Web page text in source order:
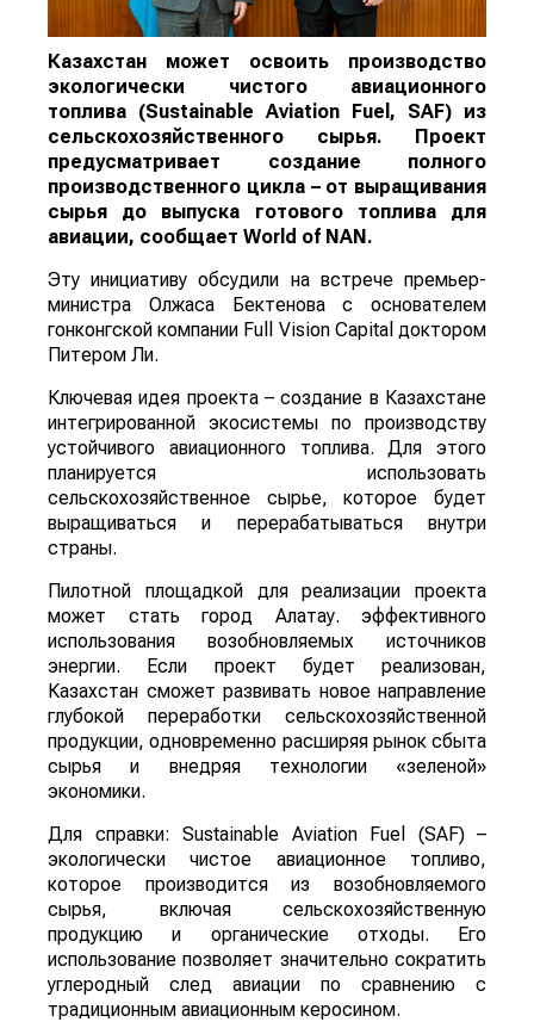
Казахстан может освоить производство
экологически чистого авиационного
топлива (Sustainable Aviation Fuel, SAF) из
сельскохозяйственного сырья. Проект
предусматривает создание полного
производственного цикла – от выращивания
сырья до выпуска готового топлива для
авиации, сообщает World of NAN.
Эту инициативу обсудили на встрече премьер-
министра Олжаса Бектенова с основателем
гонконгской компании Full Vision Capital доктором
Питером Ли.
Ключевая идея проекта – создание в Казахстане
интегрированной экосистемы по производству
устойчивого авиационного топлива. Для этого
планируется использовать
сельскохозяйственное сырье, которое будет
выращиваться и перерабатываться внутри
страны.
Пилотной площадкой для реализации проекта
может стать город Алатау. эффективного
использования возобновляемых источников
энергии. Если проект будет реализован,
Казахстан сможет развивать новое направление
глубокой переработки сельскохозяйственной
продукции, одновременно расширяя рынок сбыта
сырья и внедряя технологии «зеленой»
экономики.
Для справки: Sustainable Aviation Fuel (SAF) –
экологически чистое авиационное топливо,
которое производится из возобновляемого
сырья, включая сельскохозяйственную
продукцию и органические отходы. Его
использование позволяет значительно сократить
углеродный след авиации по сравнению с
традиционным авиационным керосином.